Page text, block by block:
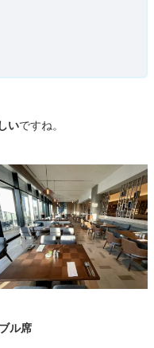
いですね。
ル席